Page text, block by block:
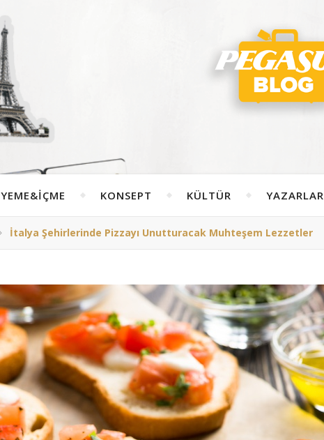
YEME&İÇME KONSEPT KÜLTÜR YAZARLAR
İtalya Şehirlerinde Pizzayı Unutturacak Muhteşem Lezzetler